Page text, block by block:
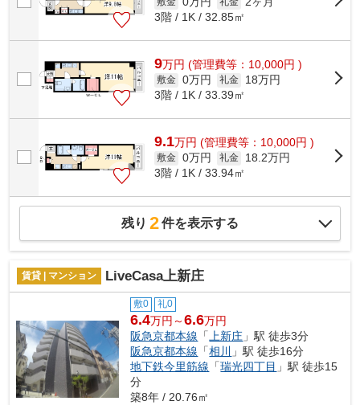
3階 / 1K / 32.85㎡
9万円 (管理費等：10,000円 )
敷金 0万円 礼金
18万円
3階 / 1K / 33.39㎡
9.1万円 (管理費等：10,000円 )
敷金 0万円 礼金
18.2万円
3階 / 1K / 33.94㎡
残り 2件を表示する
賃貸 | マンション LiveCasa上新庄
敷0 礼0
6.4万円～6.6万円
阪急京都本線 「上新庄 」駅 徒歩3分
阪急京都本線 「相川
」駅 徒歩16分
地下鉄今里筋線 「瑞光四丁目 」駅 徒歩15
分
築8年 / 20.76㎡